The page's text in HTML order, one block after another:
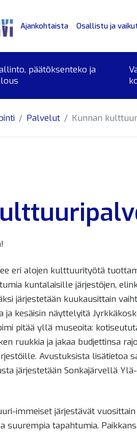
Ajankohtaista Osallistu ja
päätöksenteko ja
Palvelut Kunnan
eri alojen kulttuurityötä
kuntalaisille järjestöjen,
järjestetään kuukausittain
kesäisin näyttelyitä
pitää yllä museoita:
ruukkia ja jakaa budjettinsa
Avustuksista lisätietoa
järjestetään Sonkajärvellä
immeiset järjestävät
suurempia tapahtumia.